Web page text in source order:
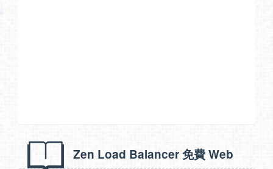
Zen Load Balancer 免費 Web